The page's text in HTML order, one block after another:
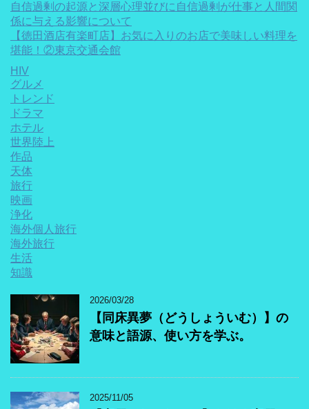
自信過剰の起源と深層心理並びに自信過剰が仕事と人間関
係に与える影響について
【徳田酒店有楽町店】お気に入りのお店で美味しい料理を
堪能！②東京交通会館
HIV
グルメ
トレンド
ドラマ
ホテル
世界陸上
作品
天体
旅行
映画
浄化
海外個人旅行
海外旅行
生活
知識
2026/03/28
【同床異夢（どうしょういむ）】の
意味と語源、使い方を学ぶ。
2025/11/05